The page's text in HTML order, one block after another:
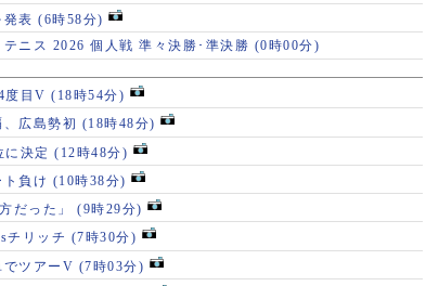
表 (6時58分)
テニス 2026 個人戦 準々決勝･準決勝 (0時00分)
度目V (18時54分)
広島勢初 (18時48分)
に決定 (12時48分)
負け (10時38分)
だった」 (9時29分)
チリッチ (7時30分)
でツアーV (7時03分)